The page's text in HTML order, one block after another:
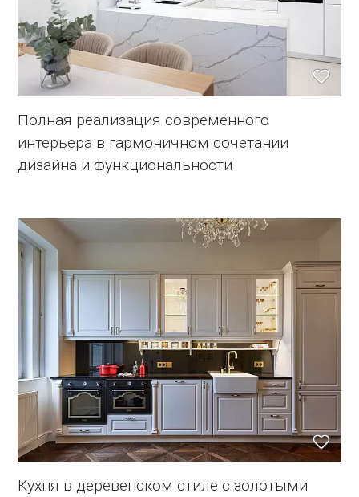
Полная реализация современного
интерьера в гармоничном сочетании
дизайна и функциональности
Кухня в деревенском стиле с золотыми